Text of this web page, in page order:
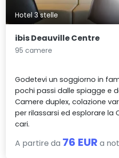
Hotel 3 stelle
ibis Deauville Centre
95 camere
Godetevi un soggiorno in
pochi passi dalle spiagge e
Camere duplex, colazione
per rilassarsi ed esplorare la
cari.
A partire da 76 EUR a